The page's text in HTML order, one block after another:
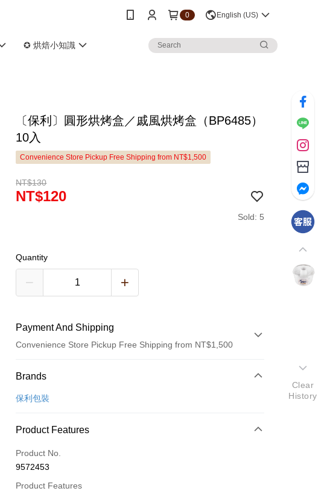
0 English (US)
✪ 烘焙小知識
〔保利〕圓形烘烤盒／戚風烘烤盒（BP6485）
10入
Convenience Store Pickup Free Shipping from NT$1,500
NT$130
NT$120
Sold: 5
Quantity
Payment And Shipping
Convenience Store Pickup Free Shipping from NT$1,500
Payment Method
Credit Card (Full Payment)
Easy Wallet
Google Pay
Brands
保利包裝
Product Features
Product No.
9572453
Product Features
Clear
History